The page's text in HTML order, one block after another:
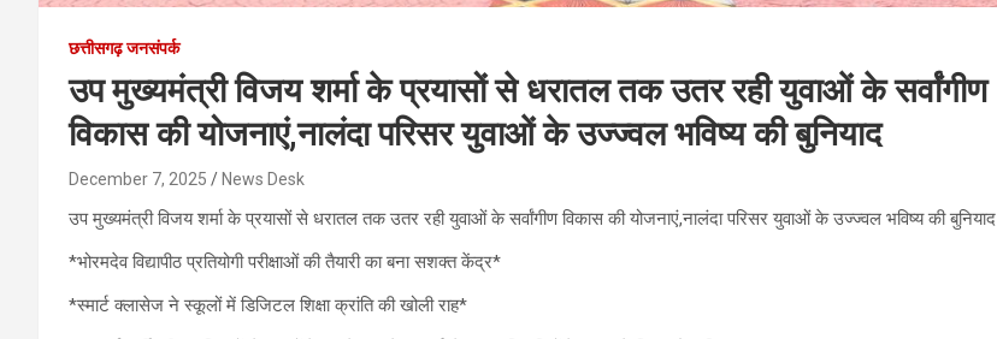
छत्तीसगढ़ जनसंपर्क
उप मुख्यमंत्री विजय शर्मा के प्रयासों से धरातल तक उतर रही युवाओं के सर्वांगीण
विकास की योजनाएं,नालंदा परिसर युवाओं के उज्ज्वल भविष्य की बुनियाद
December 7, 2025 News Desk
उप मुख्यमंत्री विजय शर्मा के प्रयासों से धरातल तक उतर रही युवाओं के सर्वांगीण विकास की योजनाएं,नालंदा परिसर युवाओं के उज्ज्वल भविष्य की बुनियाद
*भोरमदेव विद्यापीठ प्रतियोगी परीक्षाओं की तैयारी का बना सशक्त केंद्र*
*स्मार्ट क्लासेज ने स्कूलों में डिजिटल शिक्षा क्रांति की खोली राह*